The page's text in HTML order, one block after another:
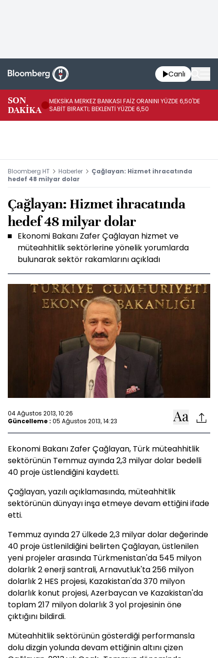
Canlı
SON
DAKİKA
MEKSİKA MERKEZ BANKASI FAİZ ORANINI YÜZDE 6,50'DE
SABİT BIRAKTI; BEKLENTİ YÜZDE 6,50
Bloomberg HT Haberler
Çağlayan: Hizmet ihracatında
hedef 48 milyar dolar
Çağlayan: Hizmet ihracatında
hedef 48 milyar dolar
Ekonomi Bakanı Zafer Çağlayan hizmet ve
müteahhitlik sektörlerine yönelik yorumlarda
bulunarak sektör rakamlarını açıkladı
04 Ağustos 2013, 10:26
Güncelleme : 05 Ağustos 2013, 14:23
Ekonomi Bakanı Zafer Çağlayan, Türk müteahhitlik
sektörünün Temmuz ayında 2,3 milyar dolar bedelli
40 proje üstlendiğini kaydetti.
Çağlayan, yazılı açıklamasında, müteahhitlik
sektörünün dünyayı inşa etmeye devam ettiğini ifade
etti.
Temmuz ayında 27 ülkede 2,3 milyar dolar değerinde
40 proje üstlenildiğini belirten Çağlayan, üstlenilen
yeni projeler arasında Türkmenistan'da 545 milyon
dolarlık 2 enerji santrali, Arnavutluk'ta 256 milyon
dolarlık 2 HES projesi, Kazakistan'da 370 milyon
dolarlık konut projesi, Azerbaycan ve Kazakistan'da
toplam 217 milyon dolarlık 3 yol projesinin öne
çıktığını bildirdi.
Müteahhitlik sektörünün gösterdiği performansla
dolu dizgin yolunda devam ettiğinin altını çizen